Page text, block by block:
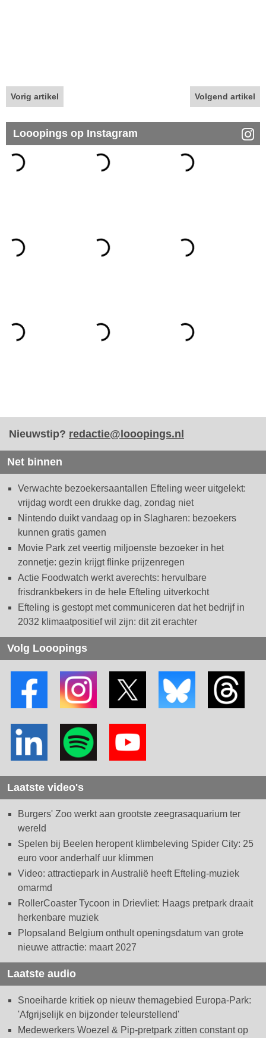
Vorig artikel Volgend artikel
Looopings op Instagram
Nieuwstip? redactie@looopings.nl
Net binnen
Verwachte bezoekersaantallen Efteling weer uitgelekt:
vrijdag wordt een drukke dag, zondag niet
Nintendo duikt vandaag op in Slagharen: bezoekers
kunnen gratis gamen
Movie Park zet veertig miljoenste bezoeker in het
zonnetje: gezin krijgt flinke prijzenregen
Actie Foodwatch werkt averechts: hervulbare
frisdrankbekers in de hele Efteling uitverkocht
Efteling is gestopt met communiceren dat het bedrijf in
2032 klimaatpositief wil zijn: dit zit erachter
Volg Looopings
Laatste video's
Burgers' Zoo werkt aan grootste zeegrasaquarium ter
wereld
Spelen bij Beelen heropent klimbeleving Spider City: 25
euro voor anderhalf uur klimmen
Video: attractiepark in Australië heeft Efteling-muziek
omarmd
RollerCoaster Tycoon in Drievliet: Haags pretpark draait
herkenbare muziek
Plopsaland Belgium onthult openingsdatum van grote
nieuwe attractie: maart 2027
Laatste audio
Snoeiharde kritiek op nieuw themagebied Europa-Park:
'Afgrijselijk en bijzonder teleurstellend'
Medewerkers Woezel & Pip-pretpark zitten constant op